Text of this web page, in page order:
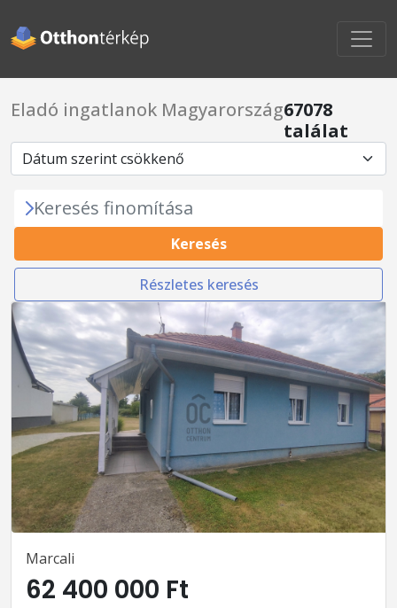
Eladó ingatlanok Magyarország67078
találat
Keresés finomítása
Keresés
Részletes keresés
Marcali
62 400 000 Ft